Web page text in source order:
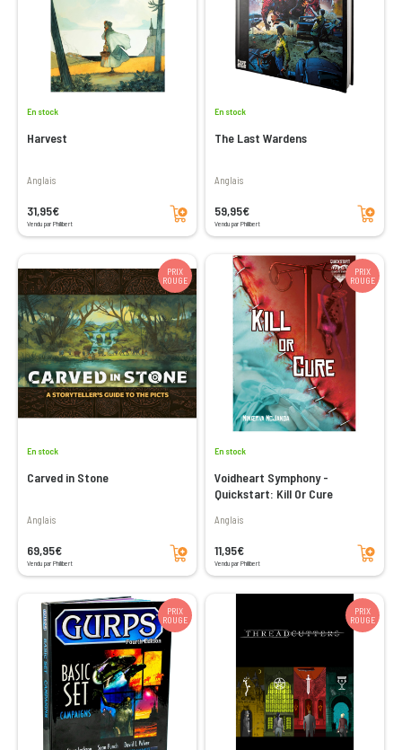
En stock
Harvest
Anglais
31,95€
Vendu par Philibert
Ajouter au panier
En stock
The Last Wardens
Anglais
59,95€
Vendu par Philibert
Ajouter au panier
PRIX
ROUGE
En stock
Carved in Stone
Anglais
69,95€
Vendu par Philibert
Ajouter au panier
PRIX
ROUGE
En stock
Voidheart Symphony -
Quickstart: Kill Or Cure
Anglais
11,95€
Vendu par Philibert
Ajouter au panier
PRIX
ROUGE
PRIX
ROUGE